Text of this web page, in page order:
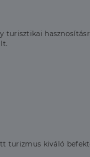
turisztikai
turizmus kiváló